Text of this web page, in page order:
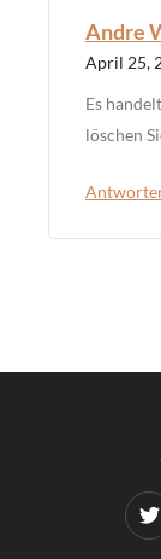
Andre
April 25,
Es
löschen